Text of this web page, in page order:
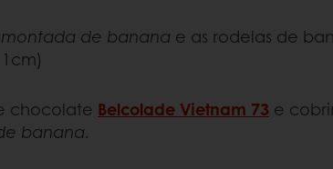
de banana e as rodelas de
chocolate Belcolade Vietnam 73 e
banana.